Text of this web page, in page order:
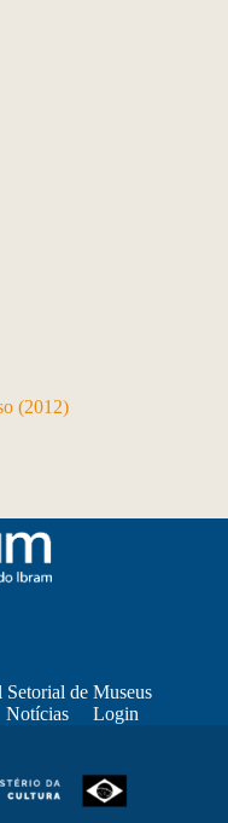
(2012)
de Museus
Notícias Login